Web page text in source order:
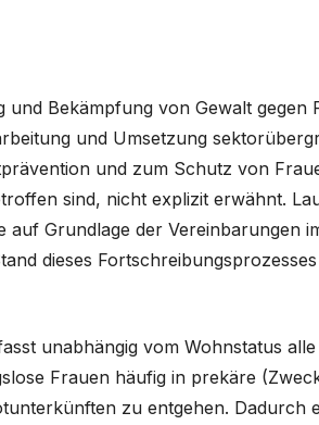
Bekämpfung von Gewalt
und Umsetzung
und zum Schutz von
sind, nicht explizit erwähnt.
auf Grundlage der Vereinbarungen
dieses
unabhängig vom Wohnstatus
Frauen häufig in prekäre
zu entgehen. Dadurch